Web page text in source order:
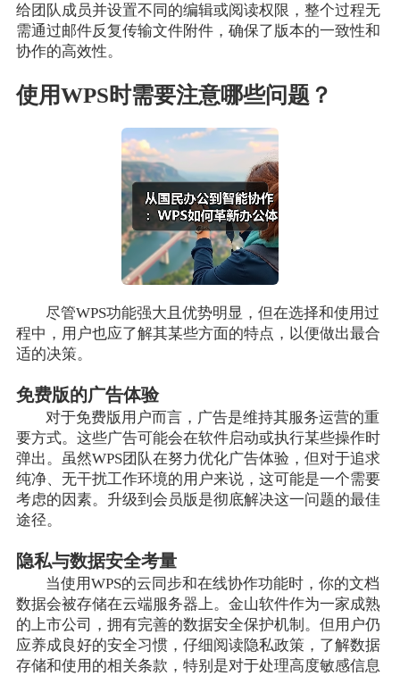
给团队成员并设置不同的编辑或阅读权限，整个过程无
需通过邮件反复传输文件附件，确保了版本的一致性和
协作的高效性。
使用WPS时需要注意哪些问题？
尽管WPS功能强大且优势明显，但在选择和使用过
程中，用户也应了解其某些方面的特点，以便做出最合
适的决策。
免费版的广告体验
对于免费版用户而言，广告是维持其服务运营的重
要方式。这些广告可能会在软件启动或执行某些操作时
弹出。虽然WPS团队在努力优化广告体验，但对于追求
纯净、无干扰工作环境的用户来说，这可能是一个需要
考虑的因素。升级到会员版是彻底解决这一问题的最佳
途径。
隐私与数据安全考量
当使用WPS的云同步和在线协作功能时，你的文档
数据会被存储在云端服务器上。金山软件作为一家成熟
的上市公司，拥有完善的数据安全保护机制。但用户仍
应养成良好的安全习惯，仔细阅读隐私政策，了解数据
存储和使用的相关条款，特别是对于处理高度敏感信息